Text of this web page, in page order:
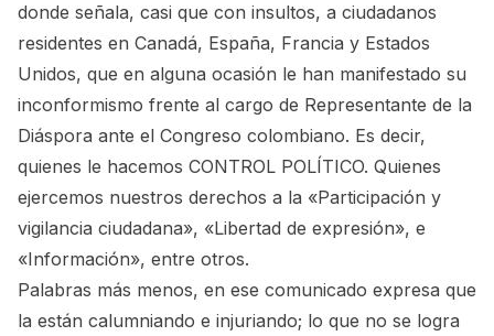
donde señala, casi que con insultos, a ciudadanos
residentes en Canadá, España, Francia y Estados
Unidos, que en alguna ocasión le han manifestado su
inconformismo frente al cargo de Representante de la
Diáspora ante el Congreso colombiano. Es decir,
quienes le hacemos CONTROL POLÍTICO. Quienes
ejercemos nuestros derechos a la «Participación y
vigilancia ciudadana», «Libertad de expresión», e
«Información», entre otros.
Palabras más menos, en ese comunicado expresa que
la están calumniando e injuriando; lo que no se logra